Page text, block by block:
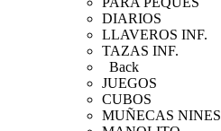
DIARIOS
LLAVEROS INF.
TAZAS INF.
Back
JUEGOS
CUBOS
MUÑECAS NINES